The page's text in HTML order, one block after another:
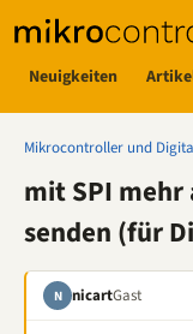
Neuigkeiten
Mikrocontroller und
mit SPI
senden (für
N nicartGast